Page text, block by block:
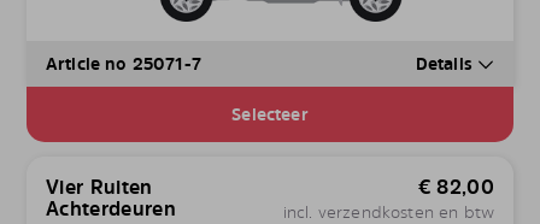
Article no 25071-7 Details
Selecteer
Vier Ruiten
Achterdeuren
€ 82,00
incl. verzendkosten en btw